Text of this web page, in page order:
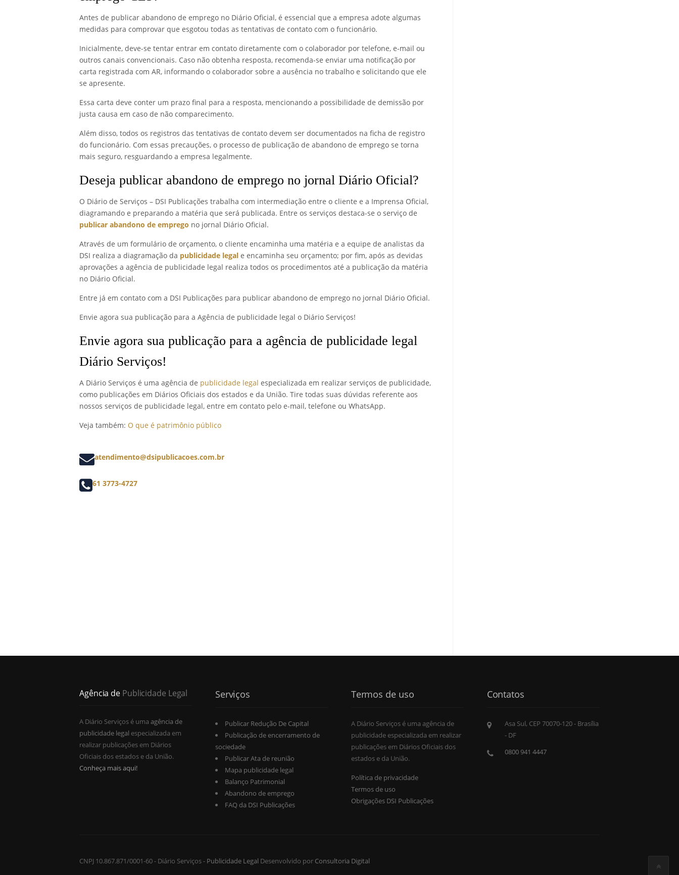
Antes de publicar abandono de emprego no Diário Oficial, é essencial que a empresa adote algumas
medidas para comprovar que esgotou todas as tentativas de contato com o funcionário.
Inicialmente, deve-se tentar entrar em contato diretamente com o colaborador por telefone, e-mail ou
outros canais convencionais. Caso não obtenha resposta, recomenda-se enviar uma notificação por
carta registrada com AR, informando o colaborador sobre a ausência no trabalho e solicitando que ele
se apresente.
Essa carta deve conter um prazo final para a resposta, mencionando a possibilidade de demissão por
justa causa em caso de não comparecimento.
Além disso, todos os registros das tentativas de contato devem ser documentados na ficha de registro
do funcionário. Com essas precauções, o processo de publicação de abandono de emprego se torna
mais seguro, resguardando a empresa legalmente.
Deseja publicar abandono de emprego no jornal Diário Oficial?
O Diário de Serviços – DSI Publicações trabalha com intermediação entre o cliente e a Imprensa Oficial,
diagramando e preparando a matéria que será publicada. Entre os serviços destaca-se o serviço de
publicar abandono de emprego no jornal Diário Oficial.
Através de um formulário de orçamento, o cliente encaminha uma matéria e a equipe de analistas da
DSI realiza a diagramação da publicidade legal e encaminha seu orçamento; por fim, após as devidas
aprovações a agência de publicidade legal realiza todos os procedimentos até a publicação da matéria
no Diário Oficial.
Entre já em contato com a DSI Publicações para publicar abandono de emprego no jornal Diário Oficial.
Envie agora sua publicação para a Agência de publicidade legal o Diário Serviços!
Envie agora sua publicação para a agência de publicidade legal
Diário Serviços!
A Diário Serviços é uma agência de publicidade legal especializada em realizar serviços de publicidade,
como publicações em Diários Oficiais dos estados e da União. Tire todas suas dúvidas referente aos
nossos serviços de publicidade legal, entre em contato pelo e-mail, telefone ou WhatsApp.
Veja também: O que é patrimônio público
atendimento@dsipublicacoes.com.br
61 3773-4727
Agência de Publicidade Legal
A Diário Serviços é uma agência de
publicidade legal especializada em
realizar publicações em Diários
Oficiais dos estados e da União.
Conheça mais aqui!
Serviços
Publicar Redução De Capital
Publicação de encerramento de
sociedade
Publicar Ata de reunião
Mapa publicidade legal
Balanço Patrimonial
Abandono de emprego
FAQ da DSI Publicações
Termos de uso
A Diário Serviços é uma agência de
publicidade especializada em realizar
publicações em Diários Oficiais dos
estados e da União.
Política de privacidade
Termos de uso
Obrigações DSI Publicações
Contatos
Asa Sul, CEP 70070-120 - Brasília
- DF
0800 941 4447
CNPJ 10.867.871/0001-60 - Diário Serviços - Publicidade Legal Desenvolvido por Consultoria Digital